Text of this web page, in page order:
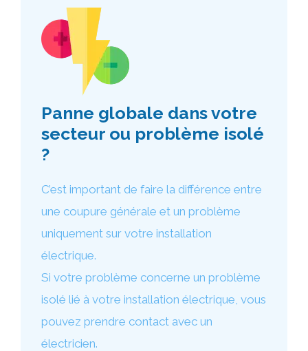
Panne globale dans votre
secteur ou problème isolé
?
C’est important de faire la différence entre
une coupure générale et un problème
uniquement sur votre installation
électrique.
Si votre problème concerne un problème
isolé lié à votre installation électrique, vous
pouvez prendre contact avec un
électricien.